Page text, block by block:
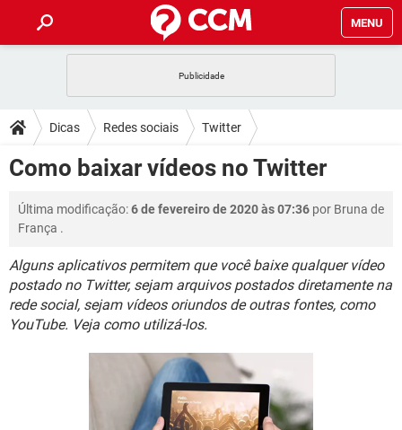
MENU
CELULAR FACEBOOK
OUTLOOK EXCEL
GUIA DE COMPRAS
DICAS
JOGOS WHATSAPP
CELULAR FACEBOOK
OUTLOOK EXCEL
GUIA DE COMPRAS
DOWNLOADS
CELULAR
INSTAGRAM GMAIL
GUIA DE COMPRAS
FÓRUM
CELULAR FACEBOOK
OUTLOOK EXCEL
INSTAGRAM
JOGOS WHATSAPP
CELULAR
GMAIL
Dicas Redes sociais Twitter
Como baixar vídeos no Twitter
Última modificação:6 de fevereiro de 2020 às 07:36 por Bruna de
França .
Alguns aplicativos permitem que você baixe qualquer vídeo
postado no Twitter, sejam arquivos postados diretamente na
rede social, sejam vídeos oriundos de outras fontes, como
YouTube. Veja como utilizá-los.